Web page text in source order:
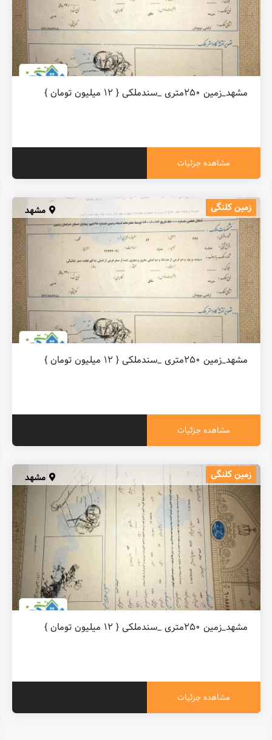
مشهد_زمین ۲۵۰متری _سندملکی { ۱۲ میلیون تومان }
مشاهده جزئیات
زمین کلنگی مشهد
مشهد_زمین ۲۵۰متری _سندملکی { ۱۲ میلیون تومان }
مشاهده جزئیات
زمین کلنگی مشهد
مشهد_زمین ۲۵۰متری _سندملکی { ۱۲ میلیون تومان }
مشاهده جزئیات